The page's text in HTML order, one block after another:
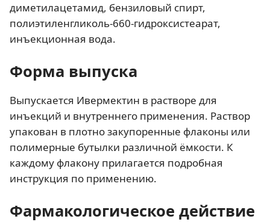
диметилацетамид, бензиловый спирт,
полиэтиленгликоль-660-гидроксистеарат,
инъекционная вода.
Форма выпуска
Выпускается Ивермектин в растворе для
инъекций и внутреннего применения. Раствор
упакован в плотно закупоренные флаконы или
полимерные бутылки различной ёмкости. К
каждому флакону прилагается подробная
инструкция по применению.
Фармакологическое действие